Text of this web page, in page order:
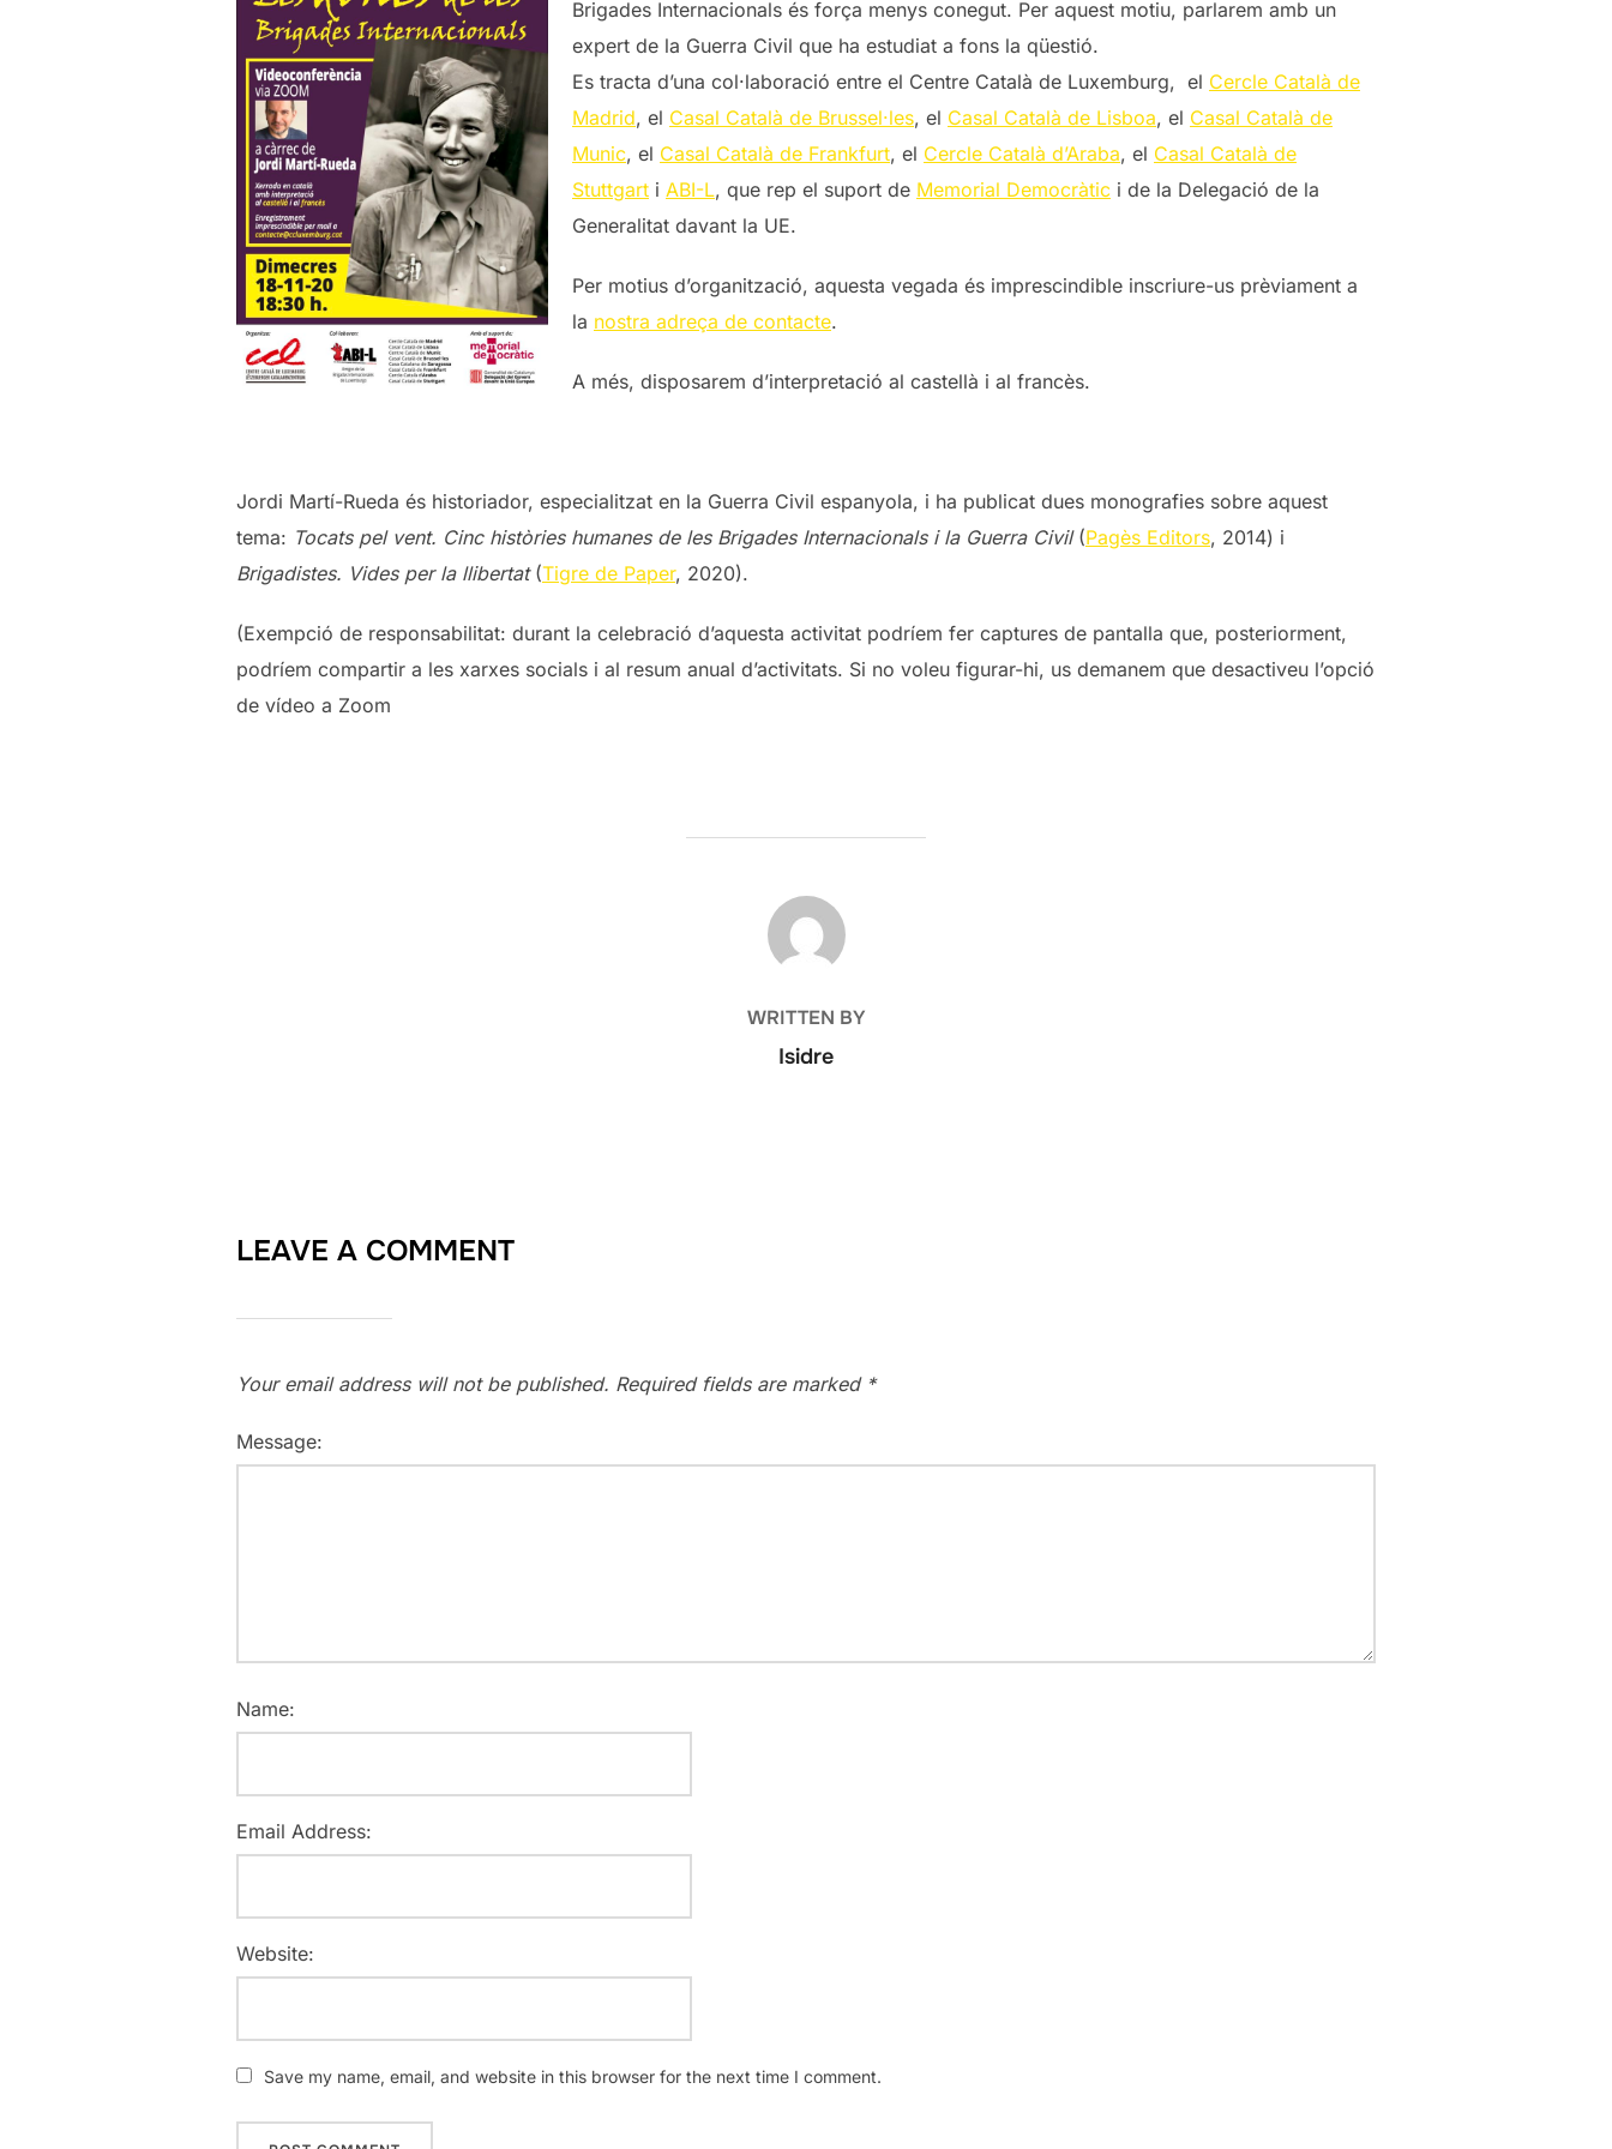
Brigades Internacionals és força menys conegut. Per aquest motiu, parlarem amb un
expert de la Guerra Civil que ha estudiat a fons la qüestió.
Es tracta d’una col·laboració entre el Centre Català de Luxemburg, el Cercle Català de
Madrid, el Casal Català de Brussel·les, el Casal Català de Lisboa, el Casal Català de
Munic, el Casal Català de Frankfurt, el Cercle Català d’Araba, el Casal Català de
Stuttgart i ABI-L, que rep el suport de Memorial Democràtic i de la Delegació de la
Generalitat davant la UE.
Per motius d’organització, aquesta vegada és imprescindible inscriure-us prèviament a
la nostra adreça de contacte.
A més, disposarem d’interpretació al castellà i al francès.
Jordi Martí-Rueda és historiador, especialitzat en la Guerra Civil espanyola, i ha publicat dues monografies sobre aquest
tema: Tocats pel vent. Cinc històries humanes de les Brigades Internacionals i la Guerra Civil(Pagès Editors, 2014) i
Brigadistes. Vides per la llibertat(Tigre de Paper, 2020).
(Exempció de responsabilitat: durant la celebració d’aquesta activitat podríem fer captures de pantalla que, posteriorment,
podríem compartir a les xarxes socials i al resum anual d’activitats. Si no voleu figurar-hi, us demanem que desactiveu l’opció
de vídeo a Zoom
POST AUTHOR
WRITTEN BY
Isidre
LEAVE A COMMENT
Your email address will not be published. Required fields are marked *
Message:
Name:
Email Address:
Website:
Save my name, email, and website in this browser for the next time I comment.